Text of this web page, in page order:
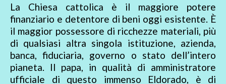
La Chiesa cattolica è il maggiore potere
finanziario e detentore di beni oggi esistente. È
il maggior possessore di ricchezze materiali, più
di qualsiasi altra singola istituzione, azienda,
banca, fiduciaria, governo o stato dell’intero
pianeta. Il papa, in qualità di amministratore
ufficiale di questo immenso Eldorado, è di